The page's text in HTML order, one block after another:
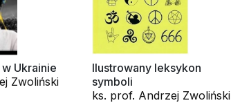
Ukrainie
Zwoliński
Ilustrowany leksykon
symboli
ks. prof. Andrzej Zwoliński